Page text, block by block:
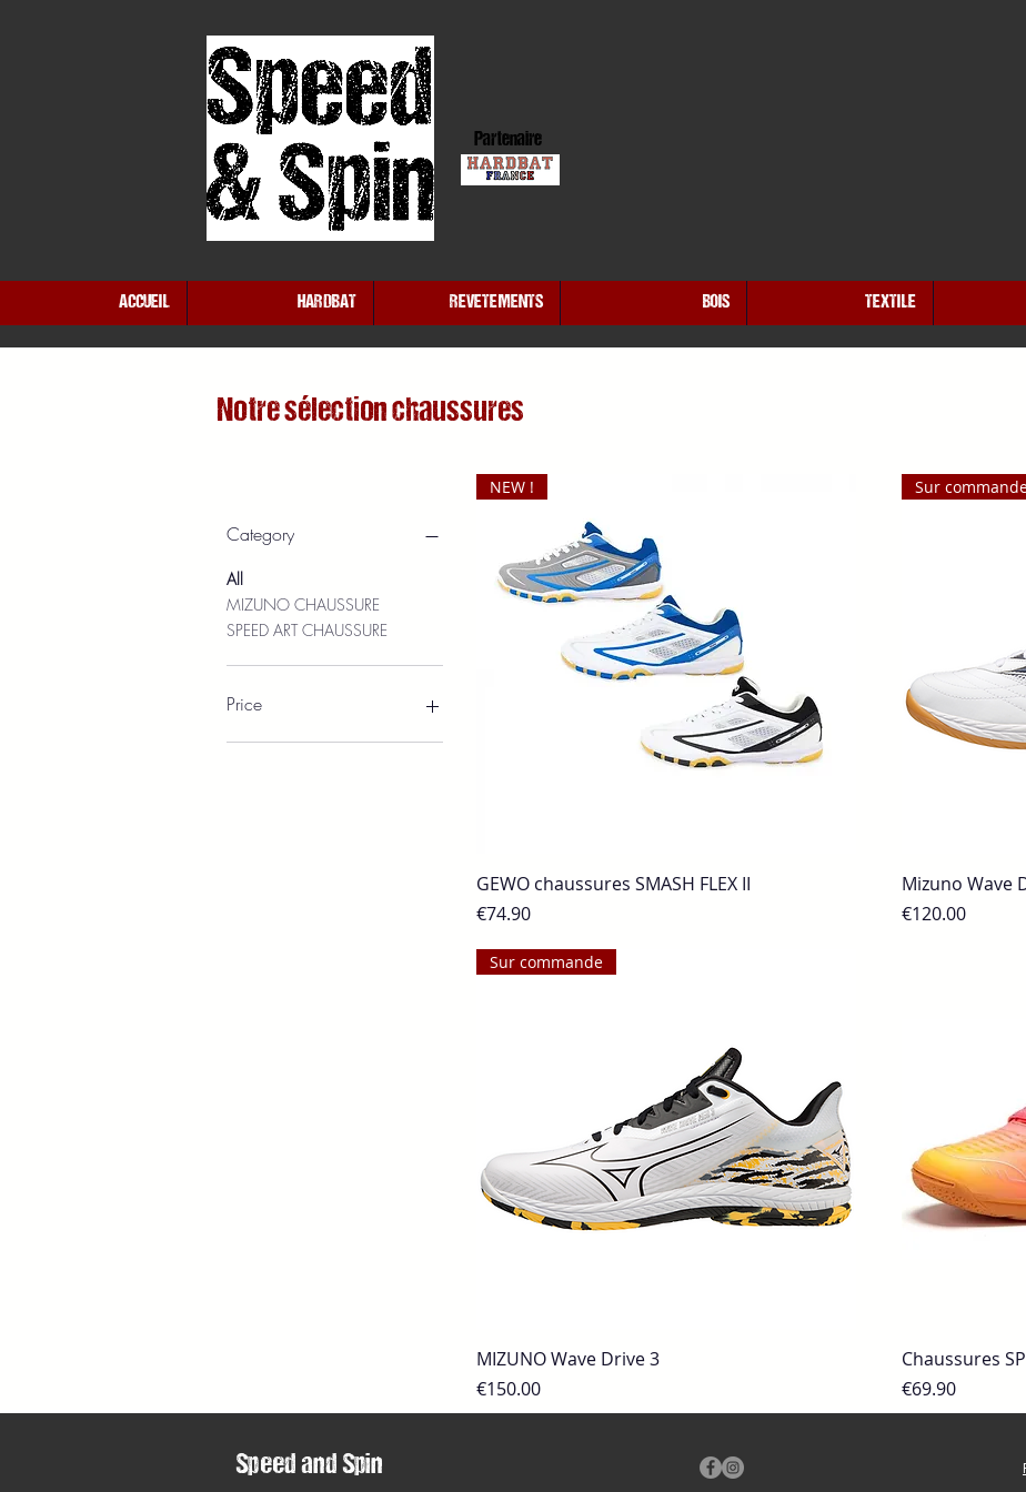
Partenaire
ACCUEIL HARDBAT REVETEMENTS BOIS TEXTILE
Notre sélection chaussures
Category
All
MIZUNO CHAUSSURE
SPEED ART CHAUSSURE
Price
Quick View
NEW !
GEWO chaussures SMASH FLEX II
Price
€74.90
Sur
Mizuno Wave
Price
€120.00
Quick View
Sur commande
MIZUNO Wave Drive 3
Price
€150.00
Chaussures
Price
€69.90
Speed and Spin